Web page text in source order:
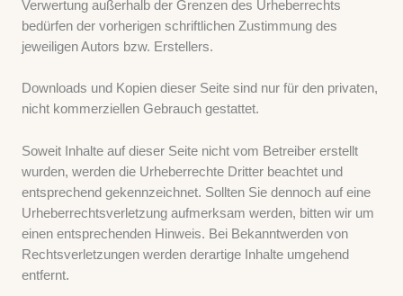
Verwertung außerhalb der Grenzen des Urheberrechts
bedürfen der vorherigen schriftlichen Zustimmung des
jeweiligen Autors bzw. Erstellers.
Downloads und Kopien dieser Seite sind nur für den privaten,
nicht kommerziellen Gebrauch gestattet.
Soweit Inhalte auf dieser Seite nicht vom Betreiber erstellt
wurden, werden die Urheberrechte Dritter beachtet und
entsprechend gekennzeichnet. Sollten Sie dennoch auf eine
Urheberrechtsverletzung aufmerksam werden, bitten wir um
einen entsprechenden Hinweis. Bei Bekanntwerden von
Rechtsverletzungen werden derartige Inhalte umgehend
entfernt.